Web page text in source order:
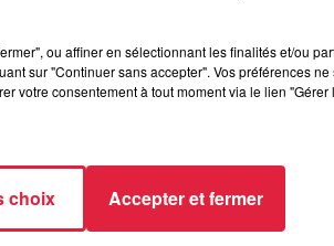
ou affiner en sélectionnant les finalités et/ou
sur "Continuer sans accepter". Vos préférences
votre consentement à tout moment via le lien
choix Accepter et fermer